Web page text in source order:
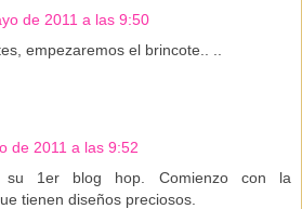
de 2011 a las 9:50
empezaremos el brincote.. ..
de 2011 a las 9:52
su 1er blog hop. Comienzo con la
tienen diseños preciosos.